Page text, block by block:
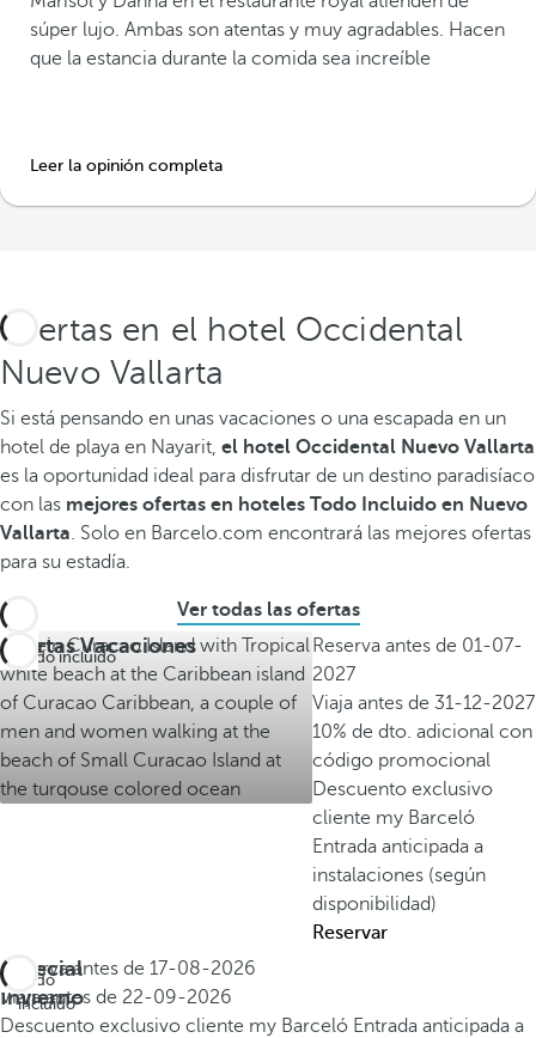
súper lujo. Ambas son atentas y muy agradables. Hacen
que la estancia durante la comida sea increíble
Leer la opinión completa
Ofertas en el hotel Occidental
Nuevo Vallarta
Si está pensando en unas vacaciones o una escapada en un
hotel de playa en Nayarit, el hotel Occidental Nuevo Vallarta
es la oportunidad ideal para disfrutar de un destino paradisíaco
con las mejores ofertas en hoteles Todo Incluido en Nuevo
Vallarta . Solo en Barcelo.com encontrará las mejores ofertas
para su estadía.
Ver todas las ofertas
Ofertas Vacaciones
Todo incluido
Reserva antes de 01-07-
2027
Viaja antes de 31-12-2027
10% de dto. adicional con
código promocional
Descuento exclusivo
cliente my Barceló
Entrada anticipada a
instalaciones (según
disponibilidad)
Reservar
Especial
Invierno
Todo
incluido
Reserva antes de 17-08-2026
Viaja antes de 22-09-2026
Descuento exclusivo cliente my Barceló Entrada anticipada a